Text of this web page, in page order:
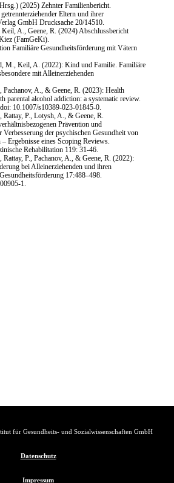
(2025) Zehnter Familienbericht.
Eltern und ihrer
GmbH Drucksache 20/14510.
A., Geene, R. (2024) Abschlussbericht
(FamGeKi).
Familiäre Gesundheitsförderung mit Vätern
M., Keil, A. (2022): Kind und Familie. Familiäre
mit Alleinerziehenden
A., & Geene, R. (2023): Health
parental alcohol addiction: a systematic review.
10.1007/s10389-023-01845-0.
P., Lotysh, A., & Geene, R.
Prävention und
der psychischen Gesundheit von
Ergebnisse eines Scoping Reviews.
Rehabilitation 119: 31-46.
P., Pachanov, A., & Geene, R. (2022):
bei Alleinerziehenden und ihren
17:488–498.
1.
für Gesundheits- und Sozialwissenschaften GmbH
Datenschutz
Impressum